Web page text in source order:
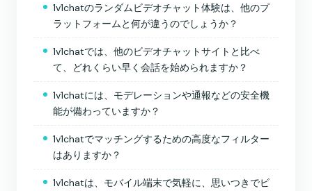
1v1chatのランダムビデオチャット体験は、他のプ
ラットフォームと何が違うのでしょうか？
1v1chatでは、他のビデオチャットサイトと比べ
て、どれくらい早く会話を始められますか？
1v1chatには、モデレーションや通報などの安全機
能が備わっていますか？
1v1chatでマッチングするための高度なフィルター
はありますか？
1v1chatは、モバイル端末で気軽に、思いつきでビ